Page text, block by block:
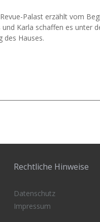
Palast erzählt vom
Karla schaffen es
des Hauses.
Rechtliche Hinweise
Datenschutz
Impressum